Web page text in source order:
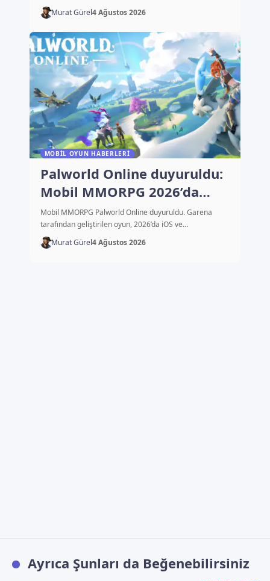
Murat Gürel4 Ağustos 2026
MOBIL OYUN HABERLERI
Palworld Online duyuruldu:
Mobil MMORPG 2026’da
çıkacak
Mobil MMORPG Palworld Online duyuruldu. Garena
tarafından geliştirilen oyun, 2026’da iOS ve…
Murat Gürel4 Ağustos 2026
Ayrıca Şunları da Beğenebilirsiniz